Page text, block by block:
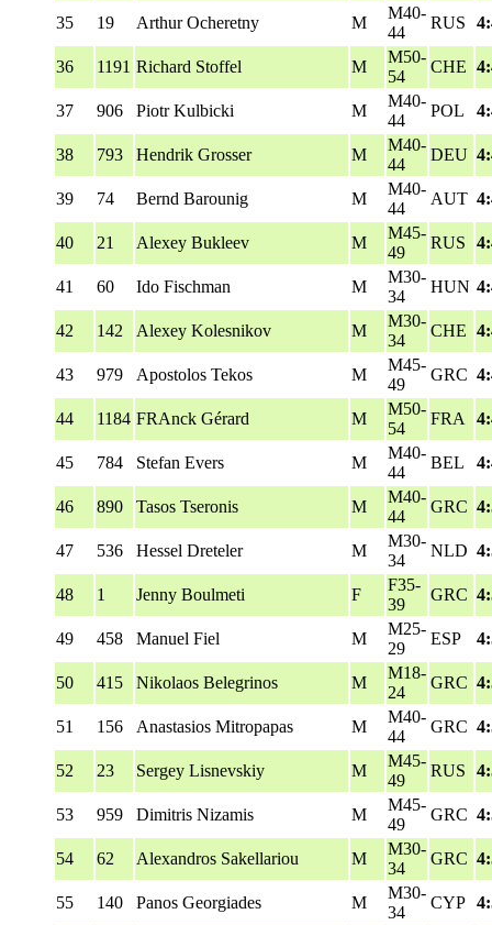
35 19 Arthur Ocheretny M
M40-
44
RUS
36 1191 Richard Stoffel M
M50-
54
CHE
37 906 Piotr Kulbicki M
M40-
44
POL
38 793 Hendrik Grosser M
M40-
44
DEU
39 74 Bernd Barounig M
M40-
44
AUT
40 21 Alexey Bukleev M
M45-
49
RUS
41 60 Ido Fischman M
M30-
34
HUN
42 142 Alexey Kolesnikov M
M30-
34
CHE
43 979 Apostolos Tekos M
M45-
49
GRC
44 1184 FRAnck Gérard M
M50-
54
FRA
45 784 Stefan Evers M
M40-
44
BEL
46 890 Tasos Tseronis M
M40-
44
GRC
47 536 Hessel Dreteler M
M30-
34
NLD
48 1 Jenny Boulmeti F
F35-
39
GRC
49 458 Manuel Fiel M
M25-
29
ESP
50 415 Nikolaos Belegrinos M
M18-
24
GRC
51 156 Anastasios Mitropapas M
M40-
44
GRC
52 23 Sergey Lisnevskiy M
M45-
49
RUS
53 959 Dimitris Nizamis M
M45-
49
GRC
54 62 Alexandros Sakellariou M
M30-
34
GRC
55 140 Panos Georgiades M
M30-
34
CYP